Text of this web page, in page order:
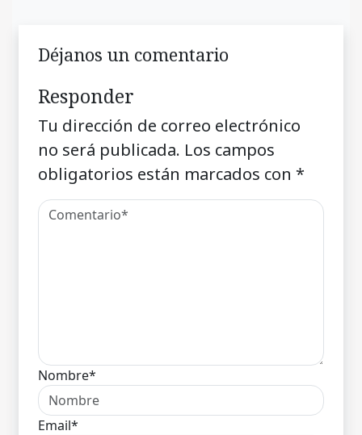
Déjanos un comentario
Responder
Tu dirección de correo electrónico
no será publicada. Los campos
obligatorios están marcados con *
Nombre*
Email*